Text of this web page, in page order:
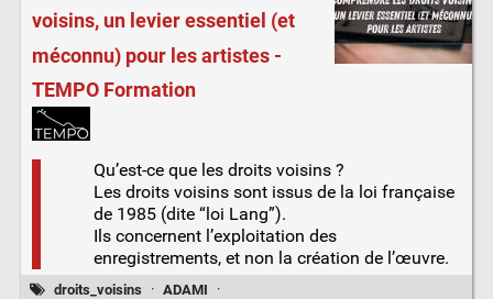
voisins, un levier essentiel (et
méconnu) pour les artistes -
TEMPO Formation
Qu’est-ce que les droits voisins ?
Les droits voisins sont issus de la loi française
de 1985 (dite “loi Lang”).
Ils concernent l’exploitation des
enregistrements, et non la création de l’œuvre.
droits_voisins · ADAMI
·